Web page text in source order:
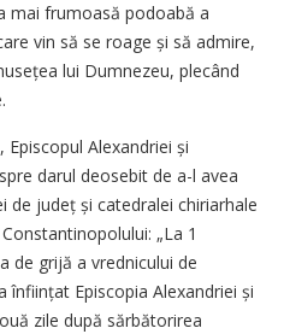
mai frumoasă podoabă a
vin să se roage și să admire,
lui Dumnezeu, plecând
Alexandriei și
darul deosebit de a-l avea
județ și catedralei chiriarhale
„La 1
de grijă a vrednicului de
Episcopia Alexandriei și
zile după sărbătorirea